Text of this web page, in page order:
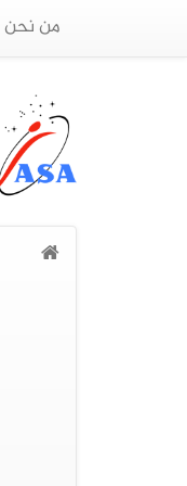
من نحن